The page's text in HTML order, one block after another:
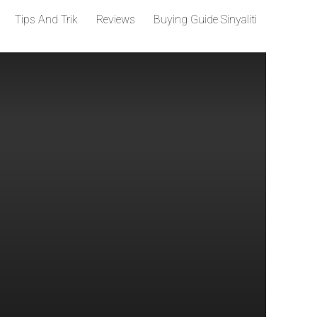
Tips And Trik Reviews Buying Guide Sinyaliti